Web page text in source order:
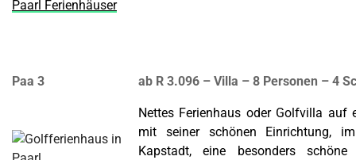
Paarl Ferienhäuser
Paa 3 ab R 3.096 – Villa – 8 Personen – 4
Nettes Ferienhaus oder Golfvilla auf
mit seiner schönen Einrichtung,
Kapstadt, eine besonders